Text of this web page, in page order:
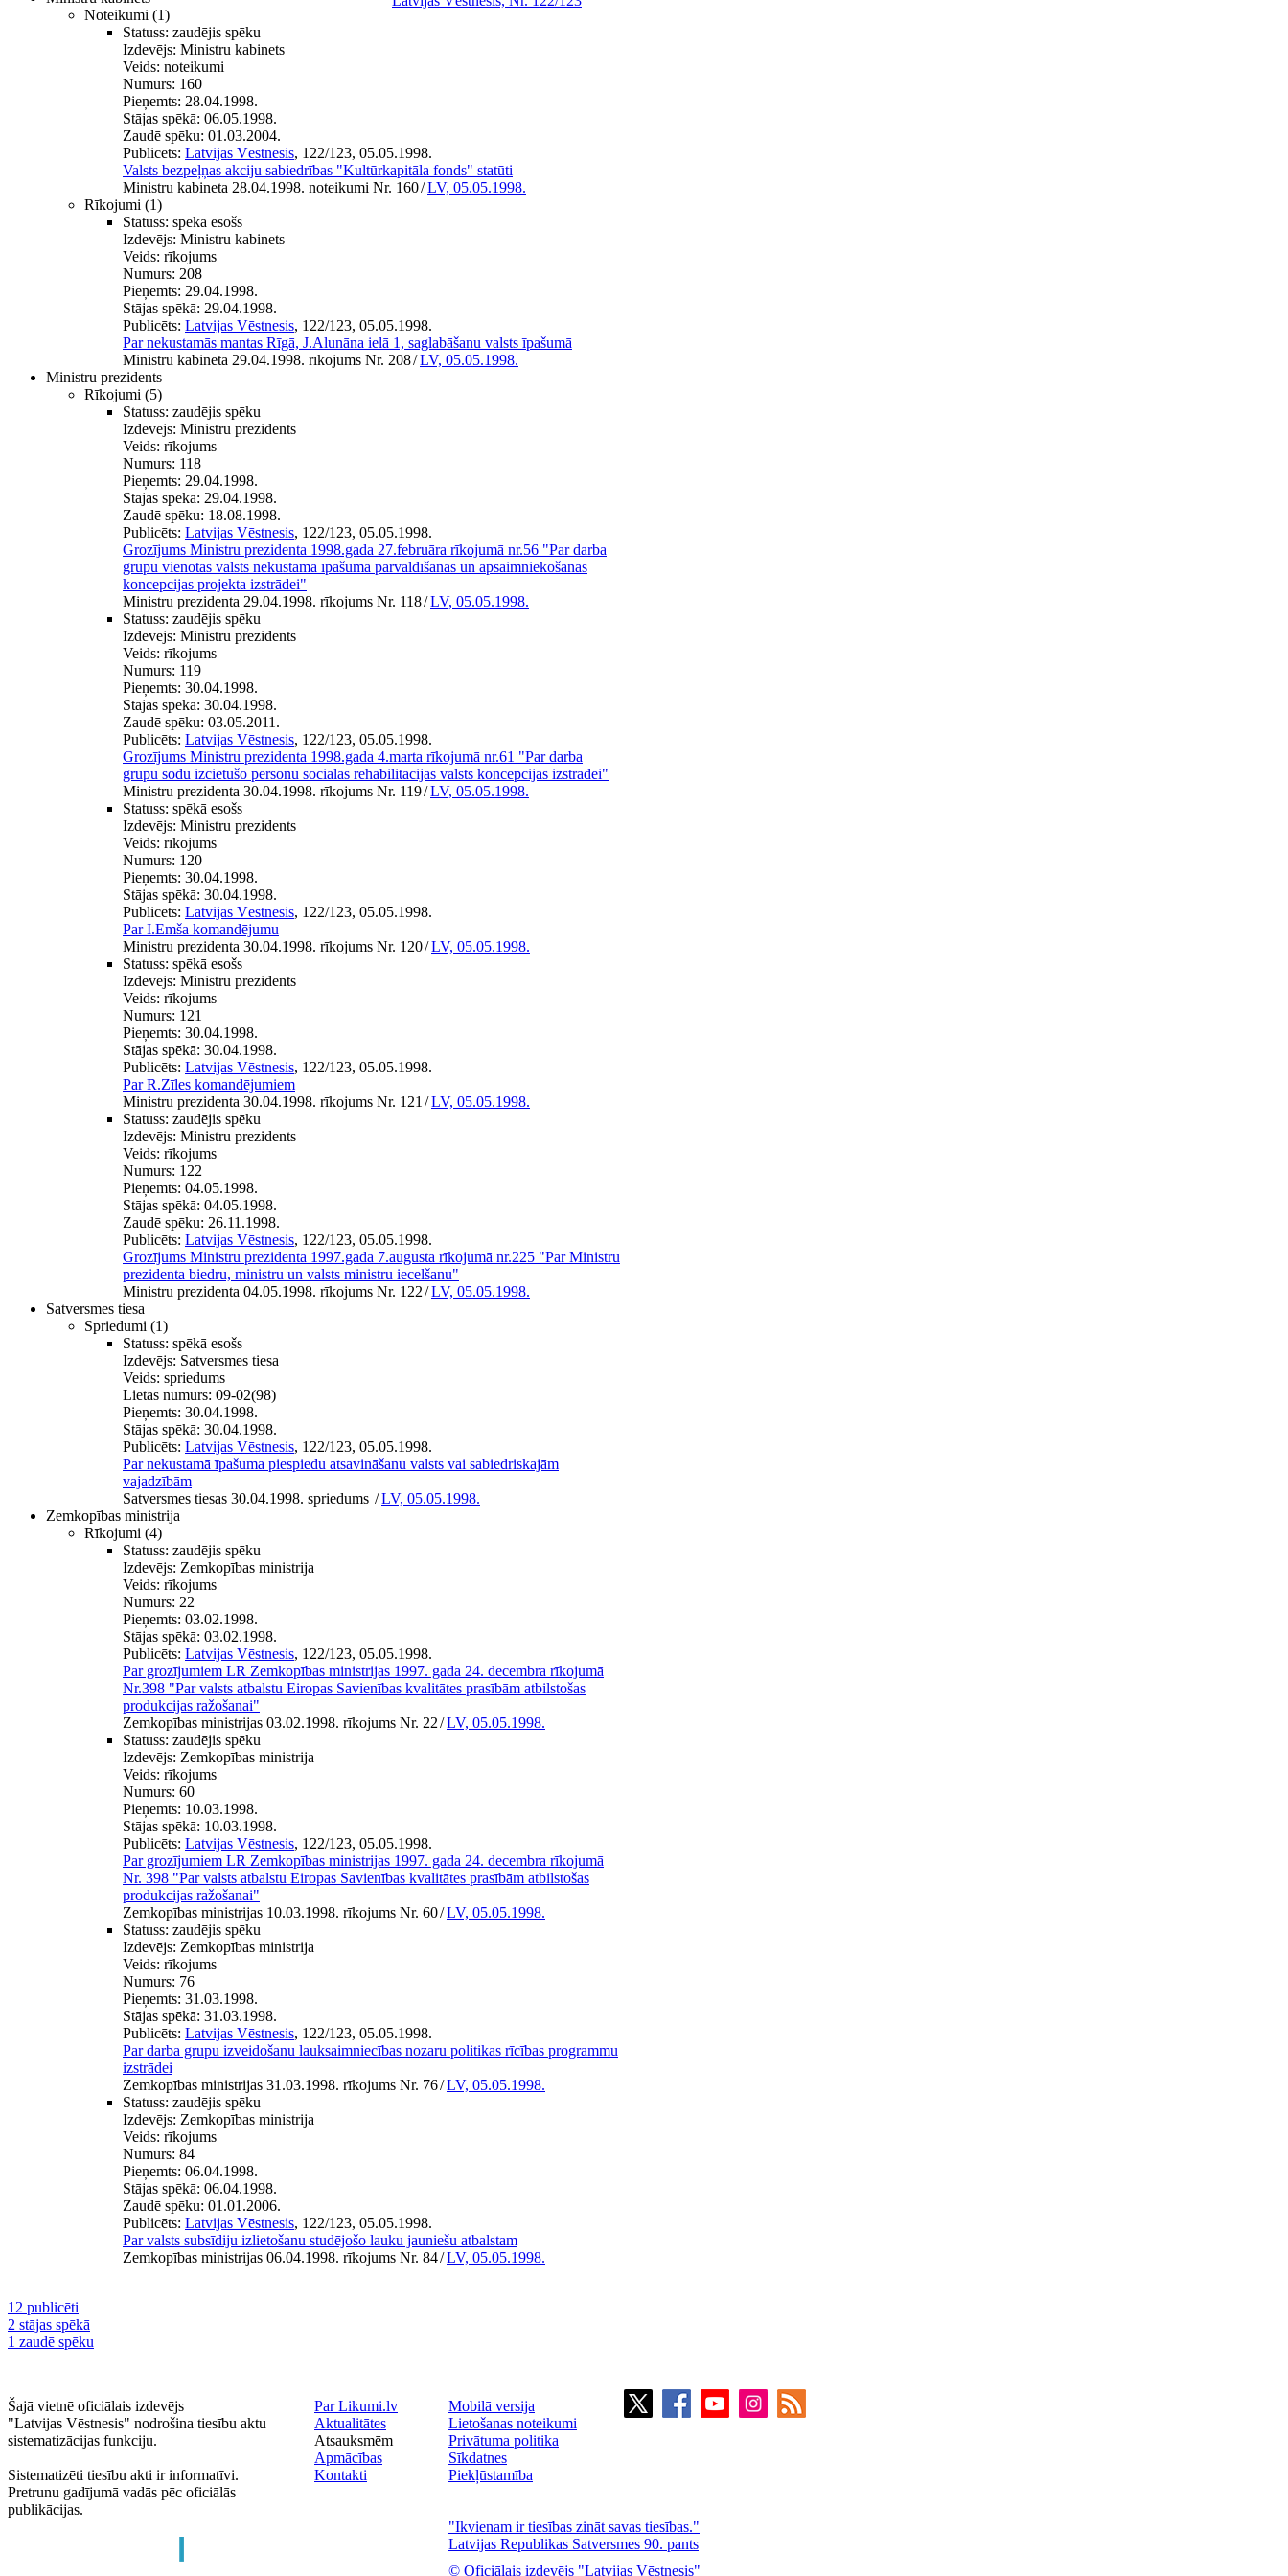
Noteikumi (1)
Statuss: zaudējis spēku
Izdevējs: Ministru kabinets
Veids: noteikumi
Numurs: 160
Pieņemts: 28.04.1998.
Stājas spēkā: 06.05.1998.
Zaudē spēku: 01.03.2004.
Publicēts: Latvijas Vēstnesis, 122/123, 05.05.1998.
Valsts bezpeļņas akciju sabiedrības "Kultūrkapitāla fonds" statūti
Ministru kabineta 28.04.1998. noteikumi Nr. 160/LV, 05.05.1998.
Rīkojumi (1)
Statuss: spēkā esošs
Izdevējs: Ministru kabinets
Veids: rīkojums
Numurs: 208
Pieņemts: 29.04.1998.
Stājas spēkā: 29.04.1998.
Publicēts: Latvijas Vēstnesis, 122/123, 05.05.1998.
Par nekustamās mantas Rīgā, J.Alunāna ielā 1, saglabāšanu valsts īpašumā
Ministru kabineta 29.04.1998. rīkojums Nr. 208/LV, 05.05.1998.
Ministru prezidents
Rīkojumi (5)
Statuss: zaudējis spēku
Izdevējs: Ministru prezidents
Veids: rīkojums
Numurs: 118
Pieņemts: 29.04.1998.
Stājas spēkā: 29.04.1998.
Zaudē spēku: 18.08.1998.
Publicēts: Latvijas Vēstnesis, 122/123, 05.05.1998.
Grozījums Ministru prezidenta 1998.gada 27.februāra rīkojumā nr.56 "Par darba
grupu vienotās valsts nekustamā īpašuma pārvaldīšanas un apsaimniekošanas
koncepcijas projekta izstrādei"
Ministru prezidenta 29.04.1998. rīkojums Nr. 118/LV, 05.05.1998.
Statuss: zaudējis spēku
Izdevējs: Ministru prezidents
Veids: rīkojums
Numurs: 119
Pieņemts: 30.04.1998.
Stājas spēkā: 30.04.1998.
Zaudē spēku: 03.05.2011.
Publicēts: Latvijas Vēstnesis, 122/123, 05.05.1998.
Grozījums Ministru prezidenta 1998.gada 4.marta rīkojumā nr.61 "Par darba
grupu sodu izcietušo personu sociālās rehabilitācijas valsts koncepcijas izstrādei"
Ministru prezidenta 30.04.1998. rīkojums Nr. 119/LV, 05.05.1998.
Statuss: spēkā esošs
Izdevējs: Ministru prezidents
Veids: rīkojums
Numurs: 120
Pieņemts: 30.04.1998.
Stājas spēkā: 30.04.1998.
Publicēts: Latvijas Vēstnesis, 122/123, 05.05.1998.
Par I.Emša komandējumu
Ministru prezidenta 30.04.1998. rīkojums Nr. 120/LV, 05.05.1998.
Statuss: spēkā esošs
Izdevējs: Ministru prezidents
Veids: rīkojums
Numurs: 121
Pieņemts: 30.04.1998.
Stājas spēkā: 30.04.1998.
Publicēts: Latvijas Vēstnesis, 122/123, 05.05.1998.
Par R.Zīles komandējumiem
Ministru prezidenta 30.04.1998. rīkojums Nr. 121 /LV, 05.05.1998.
Statuss: zaudējis spēku
Izdevējs: Ministru prezidents
Veids: rīkojums
Numurs: 122
Pieņemts: 04.05.1998.
Stājas spēkā: 04.05.1998.
Zaudē spēku: 26.11.1998.
Publicēts: Latvijas Vēstnesis, 122/123, 05.05.1998.
Grozījums Ministru prezidenta 1997.gada 7.augusta rīkojumā nr.225 "Par Ministru
prezidenta biedru, ministru un valsts ministru iecelšanu"
Ministru prezidenta 04.05.1998. rīkojums Nr. 122/LV, 05.05.1998.
Satversmes tiesa
Spriedumi (1)
Statuss: spēkā esošs
Izdevējs: Satversmes tiesa
Veids: spriedums
Lietas numurs: 09-02(98)
Pieņemts: 30.04.1998.
Stājas spēkā: 30.04.1998.
Publicēts: Latvijas Vēstnesis, 122/123, 05.05.1998.
Par nekustamā īpašuma piespiedu atsavināšanu valsts vai sabiedriskajām
vajadzībām
Satversmes tiesas 30.04.1998. spriedums /LV, 05.05.1998.
Zemkopības ministrija
Rīkojumi (4)
Statuss: zaudējis spēku
Izdevējs: Zemkopības ministrija
Veids: rīkojums
Numurs: 22
Pieņemts: 03.02.1998.
Stājas spēkā: 03.02.1998.
Publicēts: Latvijas Vēstnesis, 122/123, 05.05.1998.
Par grozījumiem LR Zemkopības ministrijas 1997. gada 24. decembra rīkojumā
Nr.398 "Par valsts atbalstu Eiropas Savienības kvalitātes prasībām atbilstošas
produkcijas ražošanai"
Zemkopības ministrijas 03.02.1998. rīkojums Nr. 22/LV, 05.05.1998.
Statuss: zaudējis spēku
Izdevējs: Zemkopības ministrija
Veids: rīkojums
Numurs: 60
Pieņemts: 10.03.1998.
Stājas spēkā: 10.03.1998.
Publicēts: Latvijas Vēstnesis, 122/123, 05.05.1998.
Par grozījumiem LR Zemkopības ministrijas 1997. gada 24. decembra rīkojumā
Nr. 398 "Par valsts atbalstu Eiropas Savienības kvalitātes prasībām atbilstošas
produkcijas ražošanai"
Zemkopības ministrijas 10.03.1998. rīkojums Nr. 60/LV, 05.05.1998.
Statuss: zaudējis spēku
Izdevējs: Zemkopības ministrija
Veids: rīkojums
Numurs: 76
Pieņemts: 31.03.1998.
Stājas spēkā: 31.03.1998.
Publicēts: Latvijas Vēstnesis, 122/123, 05.05.1998.
Par darba grupu izveidošanu lauksaimniecības nozaru politikas rīcības programmu
izstrādei
Zemkopības ministrijas 31.03.1998. rīkojums Nr. 76/LV, 05.05.1998.
Statuss: zaudējis spēku
Izdevējs: Zemkopības ministrija
Veids: rīkojums
Numurs: 84
Pieņemts: 06.04.1998.
Stājas spēkā: 06.04.1998.
Zaudē spēku: 01.01.2006.
Publicēts: Latvijas Vēstnesis, 122/123, 05.05.1998.
Par valsts subsīdiju izlietošanu studējošo lauku jauniešu atbalstam
Zemkopības ministrijas 06.04.1998. rīkojums Nr. 84/LV, 05.05.1998.
12 publicēti
2 stājas spēkā
1 zaudē spēku
Šajā vietnē oficiālais izdevējs
"Latvijas Vēstnesis" nodrošina tiesību aktu
sistematizācijas funkciju.
Sistematizēti tiesību akti ir informatīvi.
Pretrunu gadījumā vadās pēc oficiālās
publikācijas.
Par Likumi.lv
Aktualitātes
Atsauksmēm
Apmācības
Kontakti
Mobilā versija
Lietošanas noteikumi
Privātuma politika
Sīkdatnes
Piekļūstamība
"Ikvienam ir tiesības zināt savas tiesības."
Latvijas Republikas Satversmes 90. pants
© Oficiālais izdevējs "Latvijas Vēstnesis"